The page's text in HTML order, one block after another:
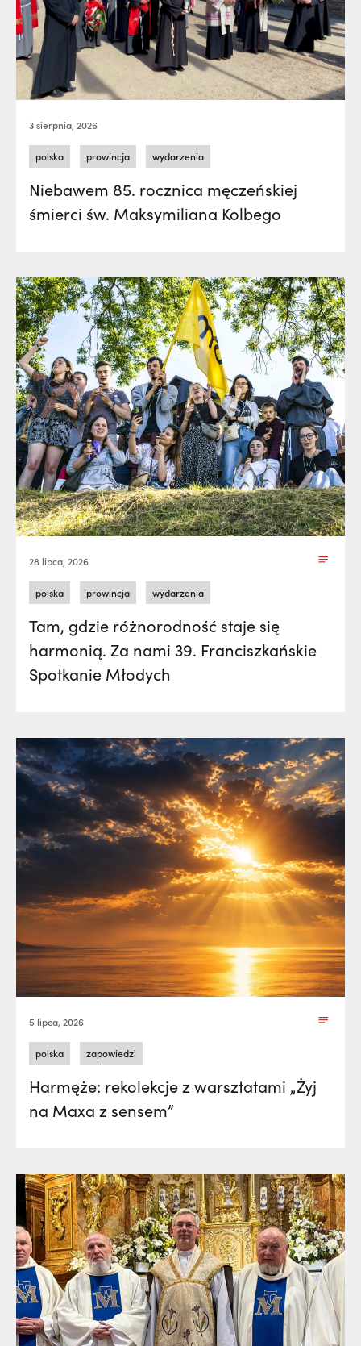
3 sierpnia, 2026
polska prowincja wydarzenia
Niebawem 85. rocznica męczeńskiej
śmierci św. Maksymiliana Kolbego
28 lipca, 2026
polska prowincja wydarzenia
Tam, gdzie różnorodność staje się
harmonią. Za nami 39. Franciszkańskie
Spotkanie Młodych
5 lipca, 2026
polska zapowiedzi
Harmęże: rekolekcje z warsztatami „Żyj
na Maxa z sensem”